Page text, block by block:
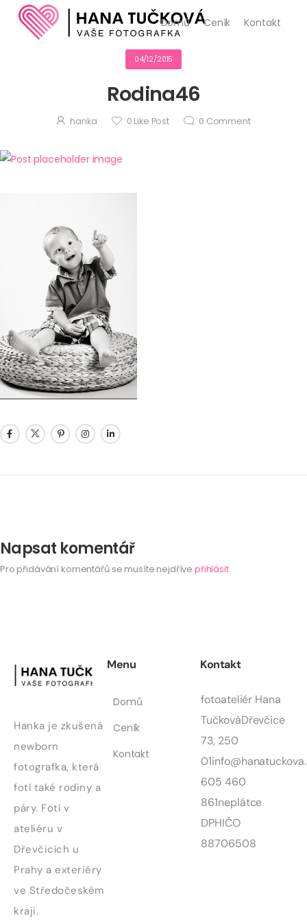
Domů Ceník Kontakt
04/12/2015
Rodina46
hanka 0 Like Post 0 Comment
Napsat komentář
Pro přidávání komentářů se musíte nejdříve přihlásit.
Hanka je zkušená
newborn
fotografka, která
fotí také rodiny a
páry. Fotí v
ateliéru v
Dřevčicích u
Prahy a exteriéry
ve Středočeském
kraji.
Menu
Domů
Ceník
Kontakt
Kontakt
fotoateliér Hana
TučkováDřevčice
73, 250
01
605 460
861neplátce
DPHIČO
88706508